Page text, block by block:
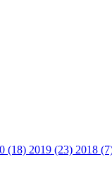
(18) 2019 (23) 2018